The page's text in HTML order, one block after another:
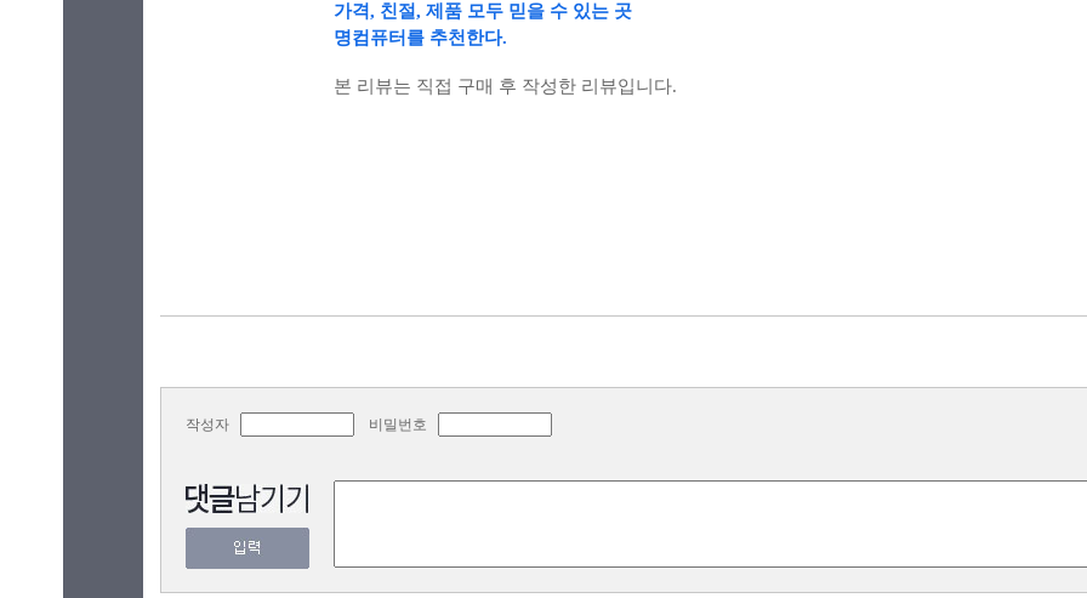
가격, 친절, 제품 모두 믿을 수 있는 곳
명컴퓨터를 추천한다.
본 리뷰는 직접 구매 후 작성한 리뷰입니다.
작성자 비밀번호